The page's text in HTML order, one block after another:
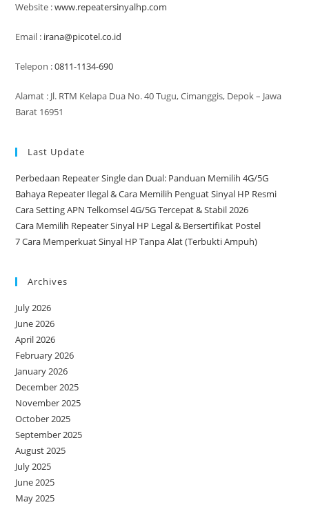
Website :www.repeatersinyalhp.com
Email : irana@picotel.co.id
Telepon :0811-1134-690
Alamat : Jl. RTM Kelapa Dua No. 40 Tugu, Cimanggis, Depok – Jawa
Barat 16951
Last Update
Perbedaan Repeater Single dan Dual: Panduan Memilih 4G/5G
Bahaya Repeater Ilegal & Cara Memilih Penguat Sinyal HP Resmi
Cara Setting APN Telkomsel 4G/5G Tercepat & Stabil 2026
Cara Memilih Repeater Sinyal HP Legal & Bersertifikat Postel
7 Cara Memperkuat Sinyal HP Tanpa Alat (Terbukti Ampuh)
Archives
July 2026
June 2026
April 2026
February 2026
January 2026
December 2025
November 2025
October 2025
September 2025
August 2025
July 2025
June 2025
May 2025